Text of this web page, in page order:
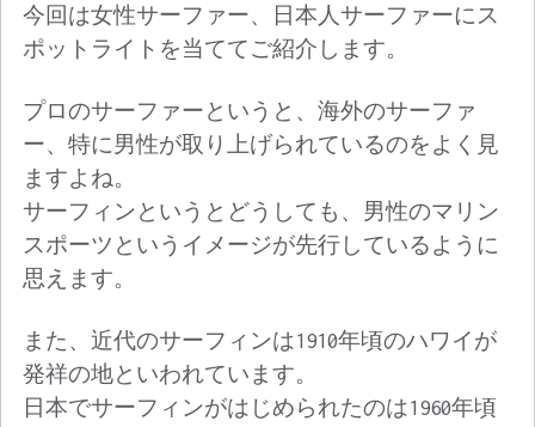
今回は女性サーファー、日本人サーファーにス
ポットライトを当ててご紹介します。
プロのサーファーというと、海外のサーファ
ー、特に男性が取り上げられているのをよく見
ますよね。
サーフィンというとどうしても、男性のマリン
スポーツというイメージが先行しているように
思えます。
また、近代のサーフィンは1910年頃のハワイが
発祥の地といわれています。
日本でサーフィンがはじめられたのは1960年頃